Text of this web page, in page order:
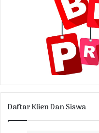
Daftar Klien Dan Siswa